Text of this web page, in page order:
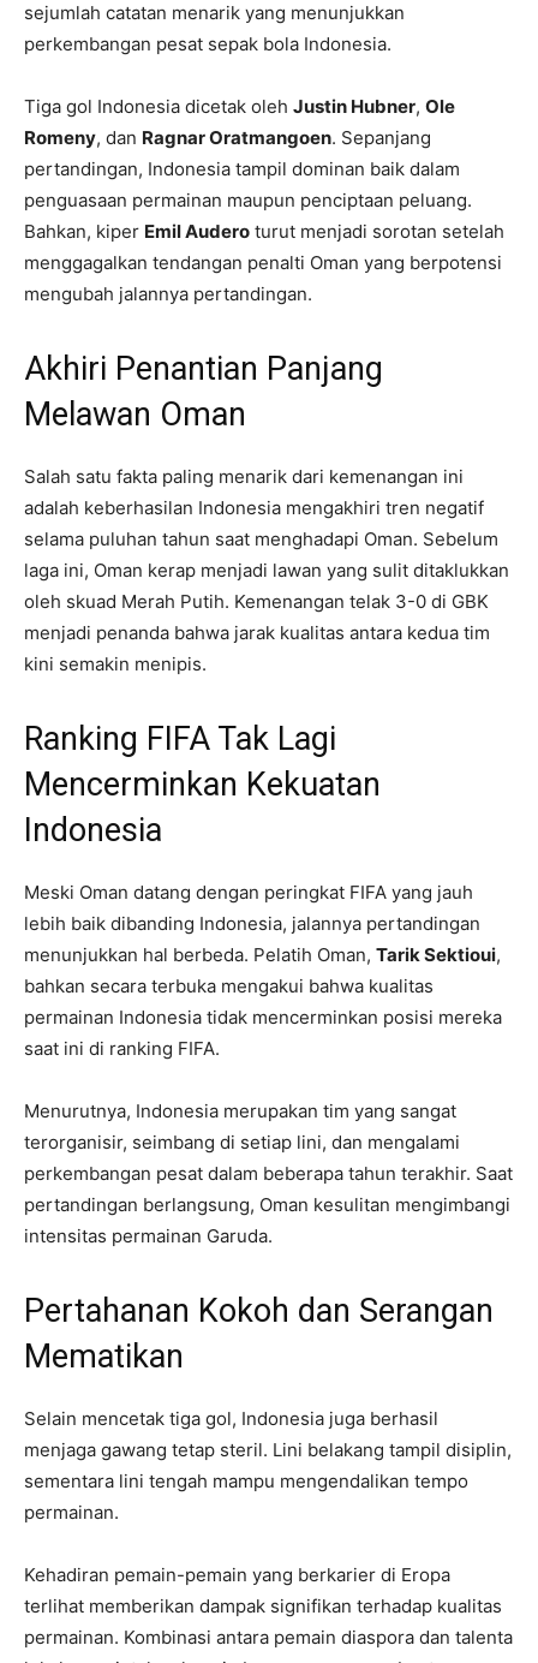
sejumlah catatan menarik yang menunjukkan
perkembangan pesat sepak bola Indonesia.
Tiga gol Indonesia dicetak oleh Justin Hubner, Ole
Romeny, dan Ragnar Oratmangoen. Sepanjang
pertandingan, Indonesia tampil dominan baik dalam
penguasaan permainan maupun penciptaan peluang.
Bahkan, kiper Emil Audero turut menjadi sorotan setelah
menggagalkan tendangan penalti Oman yang berpotensi
mengubah jalannya pertandingan.
Akhiri Penantian Panjang
Melawan Oman
Salah satu fakta paling menarik dari kemenangan ini
adalah keberhasilan Indonesia mengakhiri tren negatif
selama puluhan tahun saat menghadapi Oman. Sebelum
laga ini, Oman kerap menjadi lawan yang sulit ditaklukkan
oleh skuad Merah Putih. Kemenangan telak 3-0 di GBK
menjadi penanda bahwa jarak kualitas antara kedua tim
kini semakin menipis.
Ranking FIFA Tak Lagi
Mencerminkan Kekuatan
Indonesia
Meski Oman datang dengan peringkat FIFA yang jauh
lebih baik dibanding Indonesia, jalannya pertandingan
menunjukkan hal berbeda. Pelatih Oman, Tarik Sektioui,
bahkan secara terbuka mengakui bahwa kualitas
permainan Indonesia tidak mencerminkan posisi mereka
saat ini di ranking FIFA.
Menurutnya, Indonesia merupakan tim yang sangat
terorganisir, seimbang di setiap lini, dan mengalami
perkembangan pesat dalam beberapa tahun terakhir. Saat
pertandingan berlangsung, Oman kesulitan mengimbangi
intensitas permainan Garuda.
Pertahanan Kokoh dan Serangan
Mematikan
Selain mencetak tiga gol, Indonesia juga berhasil
menjaga gawang tetap steril. Lini belakang tampil disiplin,
sementara lini tengah mampu mengendalikan tempo
permainan.
Kehadiran pemain-pemain yang berkarier di Eropa
terlihat memberikan dampak signifikan terhadap kualitas
permainan. Kombinasi antara pemain diaspora dan talenta